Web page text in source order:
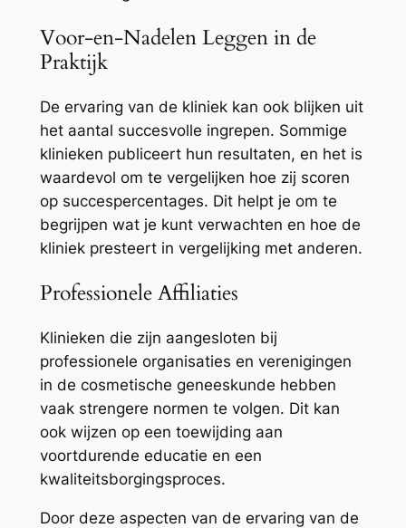
Voor-en-Nadelen Leggen in de
Praktijk
De ervaring van de kliniek kan ook blijken uit
het aantal succesvolle ingrepen. Sommige
klinieken publiceert hun resultaten, en het is
waardevol om te vergelijken hoe zij scoren
op succespercentages. Dit helpt je om te
begrijpen wat je kunt verwachten en hoe de
kliniek presteert in vergelijking met anderen.
Professionele Affiliaties
Klinieken die zijn aangesloten bij
professionele organisaties en verenigingen
in de cosmetische geneeskunde hebben
vaak strengere normen te volgen. Dit kan
ook wijzen op een toewijding aan
voortdurende educatie en een
kwaliteitsborgingsproces.
Door deze aspecten van de ervaring van de